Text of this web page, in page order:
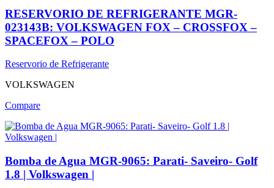
RESERVORIO DE REFRIGERANTE MGR-
023143B: VOLKSWAGEN FOX – CROSSFOX –
SPACEFOX – POLO
Reservorio de Refrigerante
VOLKSWAGEN
Compare
Bomba de Agua MGR-9065: Parati- Saveiro- Golf
1.8 | Volkswagen |